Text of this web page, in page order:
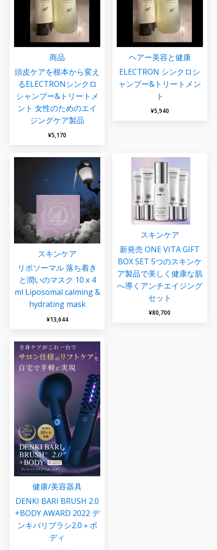
商品
頭皮ケアを根本から変え
るELECTRONシンクロ
シャンプー&トリートメ
ント 女性のためのエイ
ジングケア製品
¥5,170
ヘアー美容と健康
ELECTRON シンクロシ
ャンプー&トリートメン
ト
¥5,940
スキンケア
リポソーマル 落ち着き
と潤いのマスク 10 x 4
ml Liposomal calming &
hydrating mask
¥13,644
スキンケア
新発売 ONE VITA GIFT
BOX SET 5つのスキンケ
ア製品で美しく健康な肌
へ導くアンチエイジング
セット
¥80,700
健康/美容器具
DENKI BARI BRUSH 2.0
+BODY AWARD 2022 デ
ンキバリブラシ2.0＋ボ
ディ